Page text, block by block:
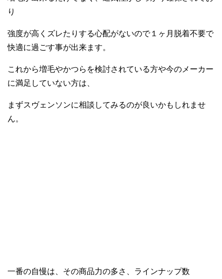
り
強度が高くズレたりする心配がないので１ヶ月脱着不要で
快適に過ごす事が出来ます。
これから増毛やかつらを検討されている方や今のメーカー
に満足していない方は、
まずスヴェンソンに相談してみるのが良いかもしれませ
ん。
一番の自慢は、その商品力の多さ、ラインナップ数